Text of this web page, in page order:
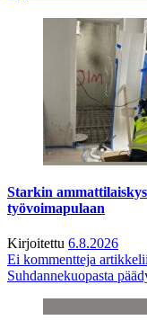
Starkin
työvoimapulaan
Kirjoitettu 6.8.2026
Ei kommentteja
Suhdannekuopasta